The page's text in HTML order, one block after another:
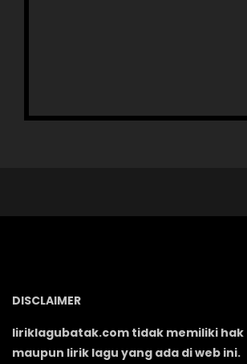
DISCLAIMER
liriklagubatak.com tidak memiliki
maupun lirik lagu yang ada di web ini.